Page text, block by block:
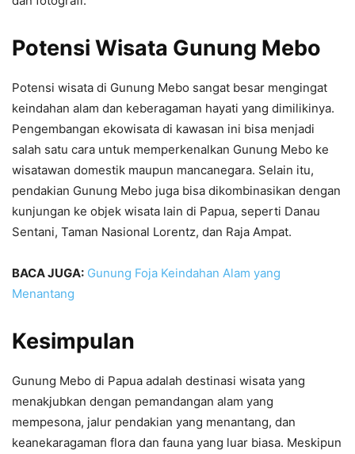
Potensi Wisata Gunung Mebo
Potensi wisata di Gunung Mebo sangat besar mengingat
keindahan alam dan keberagaman hayati yang dimilikinya.
Pengembangan ekowisata di kawasan ini bisa menjadi
salah satu cara untuk memperkenalkan Gunung Mebo ke
wisatawan domestik maupun mancanegara. Selain itu,
pendakian Gunung Mebo juga bisa dikombinasikan dengan
kunjungan ke objek wisata lain di Papua, seperti Danau
Sentani, Taman Nasional Lorentz, dan Raja Ampat.
BACA JUGA: Gunung Foja Keindahan Alam yang
Menantang
Kesimpulan
Gunung Mebo di Papua adalah destinasi wisata yang
menakjubkan dengan pemandangan alam yang
mempesona, jalur pendakian yang menantang, dan
keanekaragaman flora dan fauna yang luar biasa. Meskipun